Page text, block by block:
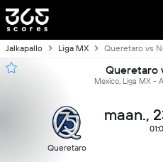
Jalkapallo Liga MX Queretaro vs
Queretaro
Mexico, Liga MX -
Queretaro
maan.,